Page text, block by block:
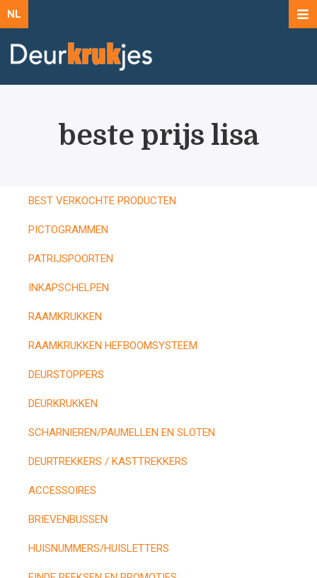
NL
beste prijs lisa
BEST VERKOCHTE PRODUCTEN
PICTOGRAMMEN
PATRIJSPOORTEN
INKAPSCHELPEN
RAAMKRUKKEN
RAAMKRUKKEN HEFBOOMSYSTEEM
DEURSTOPPERS
DEURKRUKKEN
SCHARNIEREN/PAUMELLEN EN SLOTEN
DEURTREKKERS / KASTTREKKERS
ACCESSOIRES
BRIEVENBUSSEN
HUISNUMMERS/HUISLETTERS